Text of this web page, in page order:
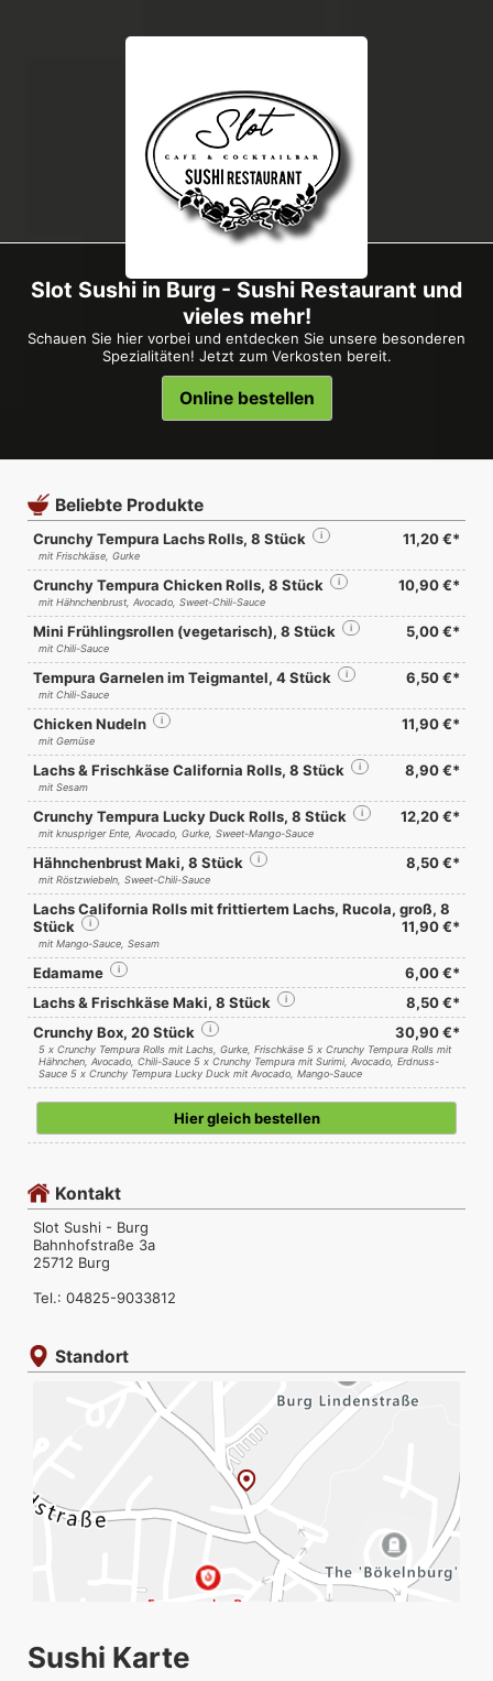
Slot Sushi in Burg - Sushi Restaurant und
vieles mehr!
Schauen Sie hier vorbei und entdecken Sie unsere besonderen
Spezialitäten! Jetzt zum Verkosten bereit.
Online bestellen
Beliebte Produkte
Crunchy Tempura Lachs Rolls, 8 Stück i 11,20 €*
mit Frischkäse, Gurke
Crunchy Tempura Chicken Rolls, 8 Stück i 10,90 €*
mit Hähnchenbrust, Avocado, Sweet-Chili-Sauce
Mini Frühlingsrollen (vegetarisch), 8 Stück i 5,00 €*
mit Chili-Sauce
Tempura Garnelen im Teigmantel, 4 Stück i 6,50 €*
mit Chili-Sauce
Chicken Nudeln i 11,90 €*
mit Gemüse
Lachs & Frischkäse California Rolls, 8 Stück i 8,90 €*
mit Sesam
Crunchy Tempura Lucky Duck Rolls, 8 Stück i 12,20 €*
mit knuspriger Ente, Avocado, Gurke, Sweet-Mango-Sauce
Hähnchenbrust Maki, 8 Stück i 8,50 €*
mit Röstzwiebeln, Sweet-Chili-Sauce
Lachs California Rolls mit frittiertem Lachs, Rucola, groß, 8
Stück
i 11,90 €*
mit Mango-Sauce, Sesam
Edamame i
6,00 €*
Lachs & Frischkäse Maki, 8 Stück
i
8,50 €*
Crunchy Box, 20 Stück
i 30,90 €*
5 x Crunchy Tempura Rolls mit Lachs, Gurke, Frischkäse 5 x Crunchy Tempura Rolls mit
Hähnchen, Avocado, Chili-Sauce 5 x Crunchy Tempura mit Surimi, Avocado, Erdnuss-
Sauce 5 x Crunchy Tempura Lucky Duck mit Avocado, Mango-Sauce
Hier gleich bestellen
Kontakt
Slot Sushi - Burg
Bahnhofstraße 3a
25712 Burg
Tel.: 04825-9033812
Standort
Sushi Karte